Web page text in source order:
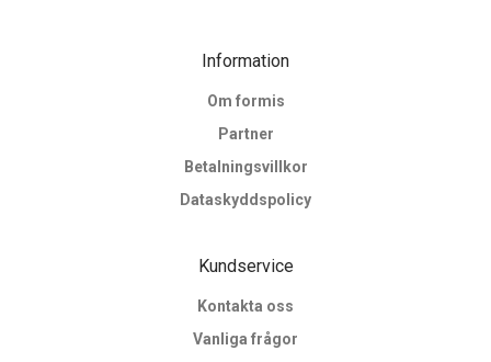
Information
Om formis
Partner
Betalningsvillkor
Dataskyddspolicy
Kundservice
Kontakta oss
Vanliga frågor